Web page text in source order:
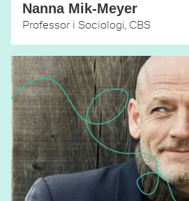
Nanna Mik-Meyer
Professor i Sociologi, CBS